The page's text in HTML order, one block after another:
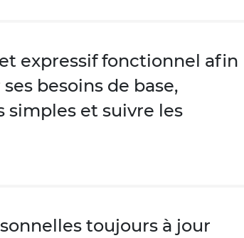
expressif fonctionnel afin
besoins de base,
simples et suivre les
toujours à jour